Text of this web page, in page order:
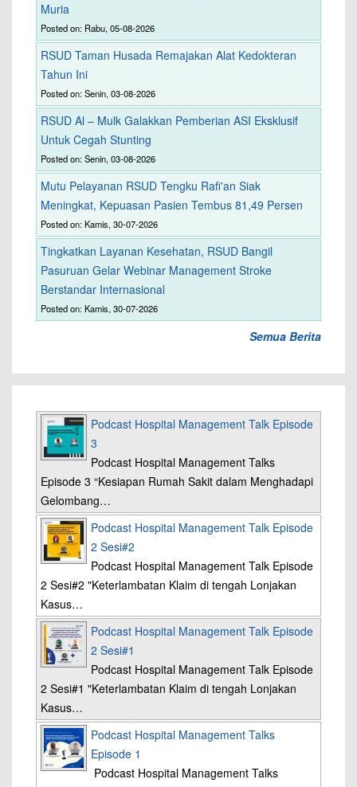
Muria
Posted on: Rabu, 05-08-2026
RSUD Taman Husada Remajakan Alat Kedokteran
Tahun Ini
Posted on: Senin, 03-08-2026
RSUD Al – Mulk Galakkan Pemberian ASI Eksklusif
Untuk Cegah Stunting
Posted on: Senin, 03-08-2026
Mutu Pelayanan RSUD Tengku Rafi'an Siak
Meningkat, Kepuasan Pasien Tembus 81,49 Persen
Posted on: Kamis, 30-07-2026
Tingkatkan Layanan Kesehatan, RSUD Bangil
Pasuruan Gelar Webinar Management Stroke
Berstandar Internasional
Posted on: Kamis, 30-07-2026
Semua Berita
Podcast Hospital Management Talk Episode
3
Podcast Hospital Management Talks
Episode 3 “Kesiapan Rumah Sakit dalam Menghadapi
Gelombang…
Podcast Hospital Management Talk Episode
2 Sesi#2
Podcast Hospital Management Talk Episode
2 Sesi#2 "Keterlambatan Klaim di tengah Lonjakan
Kasus…
Podcast Hospital Management Talk Episode
2 Sesi#1
Podcast Hospital Management Talk Episode
2 Sesi#1 "Keterlambatan Klaim di tengah Lonjakan
Kasus…
Podcast Hospital Management Talks
Episode 1
Podcast Hospital Management Talks